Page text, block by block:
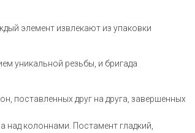
элемент извлекают из упаковки
уникальной резьбы, и бригада
поставленных друг на друга, завершенных
колоннами. Постамент гладкий,